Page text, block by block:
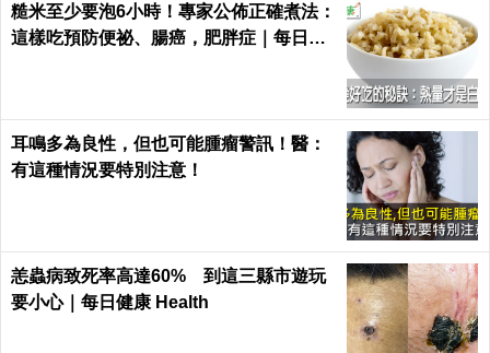
糙米至少要泡6小時！專家公佈正確煮法：
這樣吃預防便祕、腸癌，肥胖症｜每日健
耳鳴多為良性，但也可能腫瘤警訊！醫：
有這種情況要特別注意！
恙蟲病致死率高達60% 到這三縣市遊玩
要小心｜每日健康 Health